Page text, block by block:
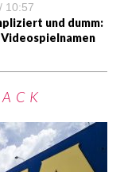
10:57
und dumm: